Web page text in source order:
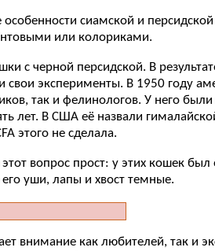
сиамской и
или колориками.
с черной персидской. В
эксперименты. В 1950 году
так и фелинологов. У него
лет. В США её назвали
этого не сделала.
вопрос прост: у этих кошек
уши, лапы и хвост темные.
внимание как любителей, так и